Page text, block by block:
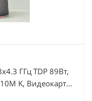
ГГц TDP 89Вт,
K, Видеокарта
Диски